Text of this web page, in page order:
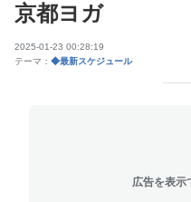
京都ヨガ
2025-01-23 00:28:19
テーマ： ◆最新スケジュール
広告を表示